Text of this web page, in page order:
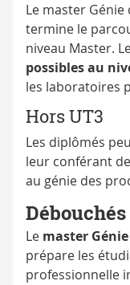
Le master
termine le
niveau Master.
possibles au
les laboratoires
Hors UT3
Les diplômés
leur conférant
au génie des
Le master
prépare les
professionnelle